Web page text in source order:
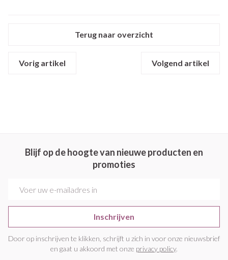
Terug naar overzicht
Vorig artikel Volgend artikel
Blijf op de hoogte van nieuwe producten en
promoties
Inschrijven
Door op inschrijven te klikken, schrijft u zich in voor onze nieuwsbrief
en gaat u akkoord met onze privacy policy.